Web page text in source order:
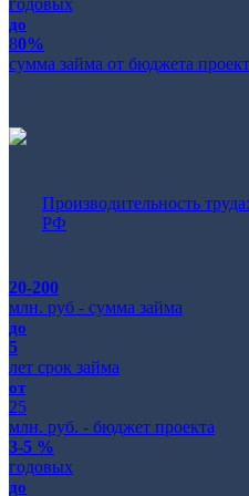
до
80%
сумма займа от бюджета
Производительность
РФ
20-200
млн. руб - сумма займа
до
5
лет срок займа
от
25
млн. руб. - бюджет проекта
3-5 %
годовых
до